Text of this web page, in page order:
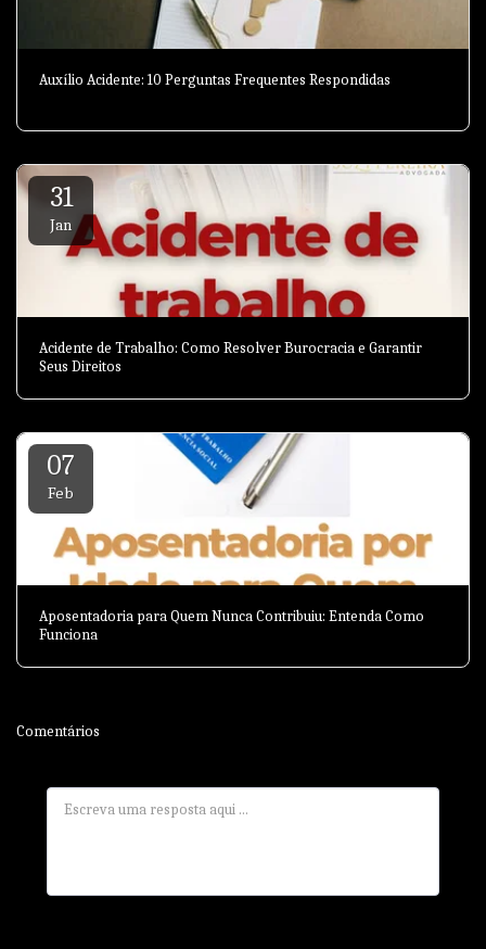
Auxílio Acidente: 10 Perguntas Frequentes Respondidas
31
Jan
Acidente de Trabalho: Como Resolver Burocracia e Garantir
Seus Direitos
07
Feb
Aposentadoria para Quem Nunca Contribuiu: Entenda Como
Funciona
Comentários